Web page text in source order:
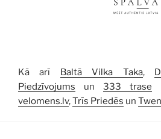
Kā arī Baltā Vilka Taka,
Piedzīvojums un 333 trase
velomens.lv,Trīs Priedēs un